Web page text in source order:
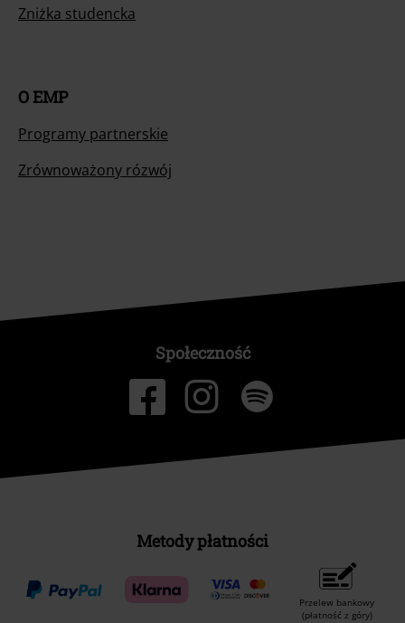
Zniżka studencka
O EMP
Programy partnerskie
Zrównoważony rózwój
Społeczność
Metody płatności
Przelew bankowy
(płatność z góry)